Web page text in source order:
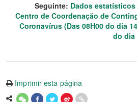
Seguinte: Dados
Centro de Coordenação de
Coronavírus (Das 08H00 do dia
do dia
Imprimir esta página